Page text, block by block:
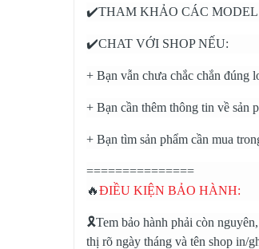
✔️THAM KHẢO CÁC MODEL
✔️CHAT VỚI SHOP NẾU:
+ Bạn vẫn chưa chắc chắn đúng
+ Bạn cần thêm thông tin về sản
+ Bạn tìm sản phẩm cần mua
===============
🔥ĐIỀU KIỆN BẢO HÀNH:
🎗️Tem bảo hành phải còn
thị rõ ngày tháng và tên shop in/